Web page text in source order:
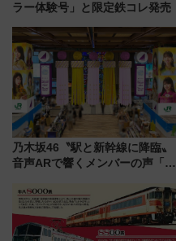
ラー体験号」と限定鉄コレ発売
乃木坂46〝駅と新幹線に降臨〟
音声ARで響くメンバーの声「真